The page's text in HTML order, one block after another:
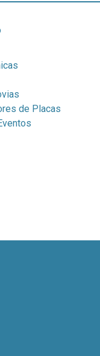
de Placas